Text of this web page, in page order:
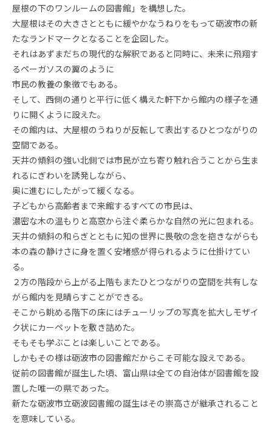
屋根の下のワンルームの図書館」を構想した。
大屋根はその大きさとともに緩やかなうねりをもって砺波市の新
たなランドマークとなることを企図した。
それはあずまだちの現代的な解釈であると同時に、未来に飛翔す
るペーガソスの翼のように
市民の教養の象徴でもある。
そして、西側の通りと平行に低く構えた軒下から館内の様子を通
りに開くように設えた。
その館内は、大屋根のうねりが反転して表出するひとつながりの
空間である。
天井の傾斜の強い北側では市民が立ち寄り触れ合うことから生ま
れるにぎわいを誘発しながら、
奥に進むにしたがって緩くなる。
子どもから高齢者まで来館するすべての市民は、
濃密な木の温もりと高窓から注ぐ柔らかな自然の光に包まれる。
天井の傾斜の和らぎとともに知の世界に畏敬の念を抱きながらも
本の森の静けさに身を置く安堵感が得られるように仕掛けてい
る。
２方の階段から上がる上階もまたひとつながりの空間を共有しな
がら館内を見晴らすことができる。
そこから眺める階下の床にはチューリップの写真を拡大しモザイ
ク状にカーペットを敷き詰めた。
そもそも学ぶことは楽しいことである。
しかもその様は砺波市の図書館だからこそ可能な設えである。
従前の図書館が誕生した頃、富山県は全ての自治体が図書館を設
置した唯一の県であった。
新たな砺波市立砺波図書館の誕生はその崇高さが継承されること
を意味している。